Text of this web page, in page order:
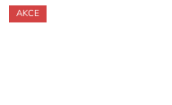
AKCE